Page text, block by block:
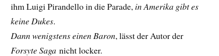
ihm Luigi Pirandello in die Parade, in Amerika gibt es
keine Dukes.
Dann wenigstens einen Baron, lässt der Autor der
Forsyte Saga nicht locker.